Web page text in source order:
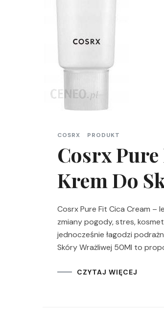
COSRX PRODUKT
Cosrx
Krem ​​Do
Cosrx Pure Fit Cica Cream –
zmiany pogody, stres,
jednocześnie łagodzi
Skóry Wrażliwej 50Ml to
CZYTAJ WIĘCEJ